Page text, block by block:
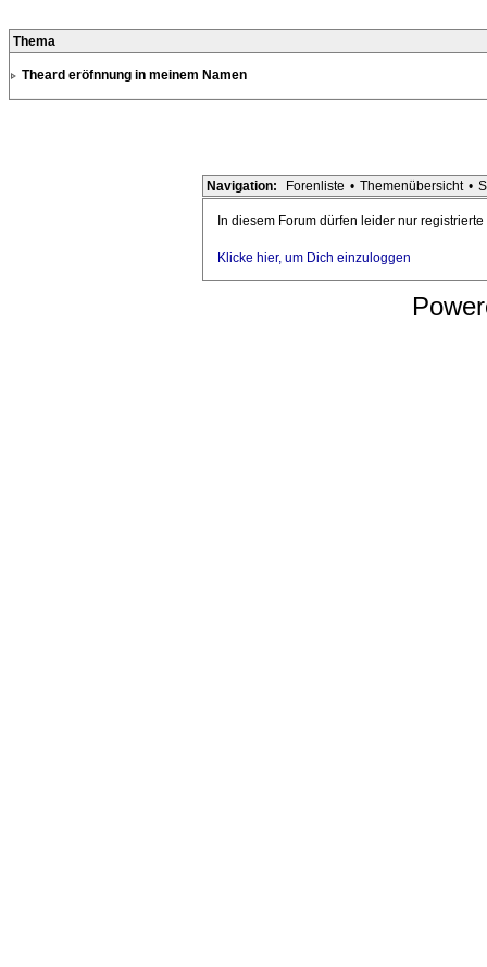
Thema
Theard eröfnnung in meinem Namen
Navigation: Forenliste • Themenübersicht •
In diesem Forum dürfen leider nur
Klicke hier, um Dich einzuloggen